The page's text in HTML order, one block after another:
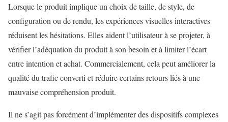
Lorsque le produit implique un choix de taille, de style, de
configuration ou de rendu, les expériences visuelles interactives
réduisent les hésitations. Elles aident l’utilisateur à se projeter, à
vérifier l’adéquation du produit à son besoin et à limiter l’écart
entre intention et achat. Commercialement, cela peut améliorer la
qualité du trafic converti et réduire certains retours liés à une
mauvaise compréhension produit.
Il ne s’agit pas forcément d’implémenter des dispositifs complexes